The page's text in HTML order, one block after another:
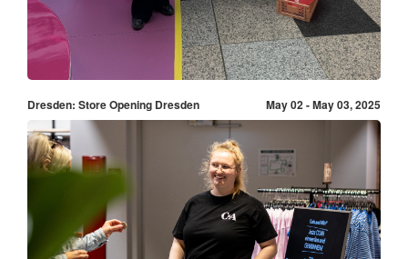
Dresden: Store Opening Dresden May 02 - May 03, 2025